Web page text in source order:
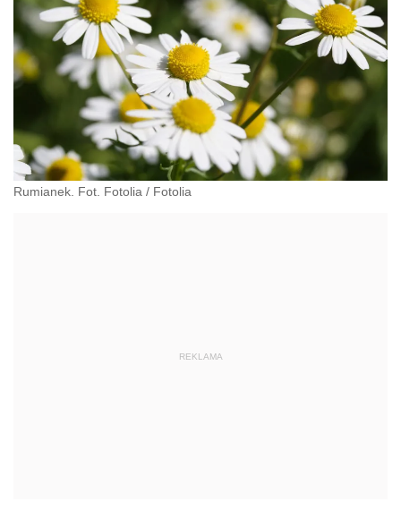
Rumianek. Fot. Fotolia / Fotolia